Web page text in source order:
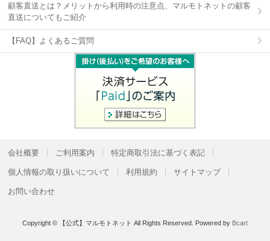
顧客直送とは？メリットから利用時の注意点、マルモトネットの顧客
直送についてもご紹介
【FAQ】よくあるご質問
会社概要 ご利用案内 特定商取引法に基づく表記
個人情報の取り扱いについて 利用規約 サイトマップ
お問い合わせ
Copyright © 【公式】マルモトネット All Rights Reserved. Powered by Bcart